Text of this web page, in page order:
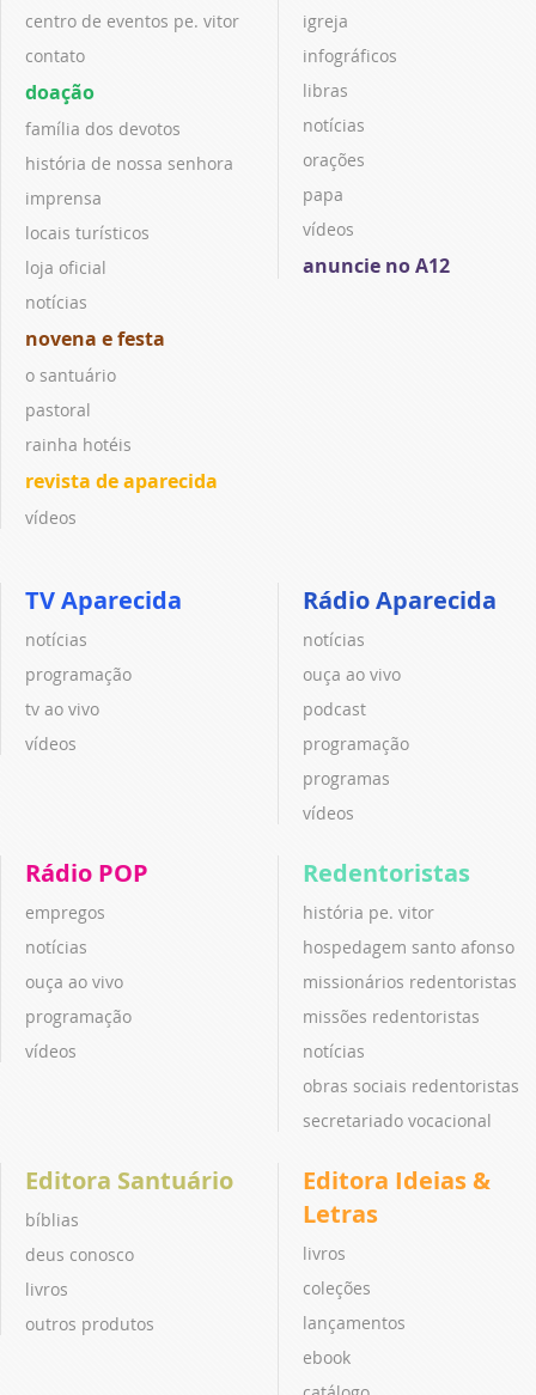
centro de eventos pe. vitor
contato
doação
família dos devotos
história de nossa senhora
imprensa
locais turísticos
loja oficial
notícias
novena e festa
o santuário
pastoral
rainha hotéis
revista de aparecida
vídeos
igreja
infográficos
libras
notícias
orações
papa
vídeos
anuncie no A12
TV Aparecida
notícias
programação
tv ao vivo
vídeos
Rádio Aparecida
notícias
ouça ao vivo
podcast
programação
programas
vídeos
Rádio POP
empregos
notícias
ouça ao vivo
programação
vídeos
Redentoristas
história pe. vitor
hospedagem santo afonso
missionários redentoristas
missões redentoristas
notícias
obras sociais redentoristas
secretariado vocacional
Editora Santuário
bíblias
deus conosco
livros
outros produtos
Editora Ideias &
Letras
livros
coleções
lançamentos
ebook